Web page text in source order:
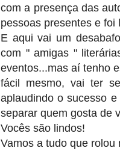
com a presença das
pessoas presentes e foi
E aqui vai um
com " amigas "
eventos...mas aí tenho
fácil mesmo, vai ter
aplaudindo o sucesso
separar quem gosta de
Vocês são lindos!
Vamos a tudo que rolou